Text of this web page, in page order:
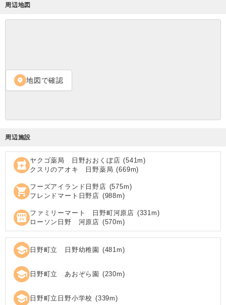
周辺地図
location_on 地図で確認
周辺施設
local_pharmacy ヤクゴ薬局 日野おおくぼ店 (541m)
クスリのアオキ 日野薬局 (669m)
shopping_cart フーズアイランド日野店 (575m)
フレンドマート日野店 (988m)
local_convenience_store ファミリーマート 日野町河原店 (331m)
ローソン日野 河原店 (570m)
school 日野町立 日野幼稚園 (481m)
school 日野町立 あおぞら園 (230m)
school 日野町立日野小学校 (339m)